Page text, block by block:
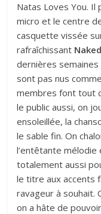
Natas Loves You.
micro et le centre
casquette vissée
rafraîchissant
dernières
sont pas nus
membres font tout
le public aussi, on
ensoleillée, la
le sable fin. On
l’entêtante mélodie
totalement aussi
le titre aux accents
ravageur à souhait.
on a hâte de